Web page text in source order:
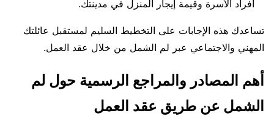
أفراد الأسرة وقيمة إيجار المنزل في مدينتك.
تساعدك هذه الإجابات على التخطيط السليم لمستقبل عائلتك
المهني والاجتماعي عبر لم الشمل من خلال عقد العمل.
أهم المصادر والمراجع الرسمية حول لم
الشمل عن طريق عقد العمل